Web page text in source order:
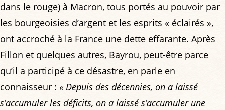
dans le rouge) à Macron, tous portés au pouvoir par
les bourgeoisies d’argent et les esprits « éclairés »,
ont accroché à la France une dette effarante. Après
Fillon et quelques autres, Bayrou, peut-être parce
qu’il a participé à ce désastre, en parle en
connaisseur : « Depuis des décennies, on a laissé
s’accumuler les déficits, on a laissé s’accumuler une